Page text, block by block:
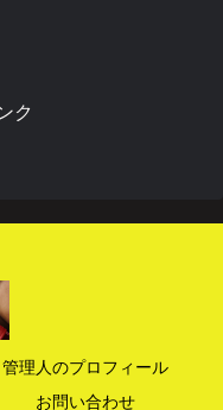
ク
管理人のプロフィール
お問い合わせ